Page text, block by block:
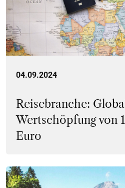
04.09.2024
Reisebranche:
Wertschöpfung von
Euro